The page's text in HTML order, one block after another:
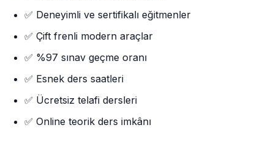
✅ Deneyimli ve sertifikalı eğitmenler
✅ Çift frenli modern araçlar
✅ %97 sınav geçme oranı
✅ Esnek ders saatleri
✅ Ücretsiz telafi dersleri
✅ Online teorik ders imkânı